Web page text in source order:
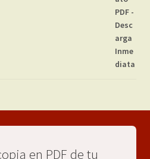
en PDF de tu